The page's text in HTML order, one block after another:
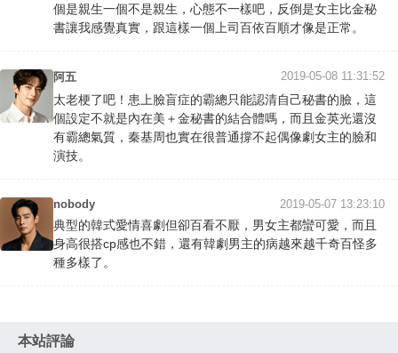
個是親生一個不是親生，心態不一樣吧，反倒是女主比金秘
書讓我感覺真實，跟這樣一個上司百依百順才像是正常。
阿五 2019-05-08 11:31:52
太老梗了吧！患上臉盲症的霸總只能認清自己秘書的臉，這
個設定不就是內在美＋金秘書的結合體嗎，而且金英光還沒
有霸總氣質，秦基周也實在很普通撐不起偶像劇女主的臉和
演技。
nobody 2019-05-07 13:23:10
典型的韓式愛情喜劇但卻百看不厭，男女主都蠻可愛，而且
身高很搭cp感也不錯，還有韓劇男主的病越來越千奇百怪多
種多樣了。
本站評論